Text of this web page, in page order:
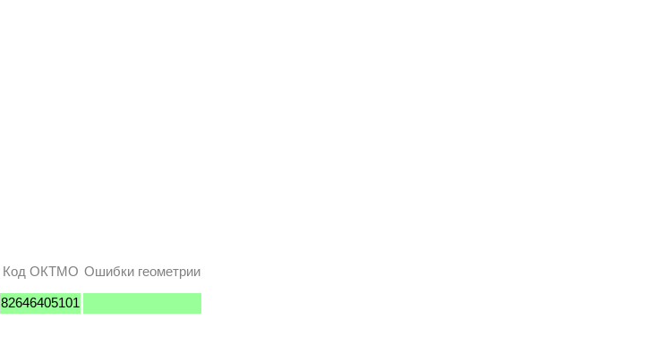
Код ОКТМО Ошибки геометрии
82646405101